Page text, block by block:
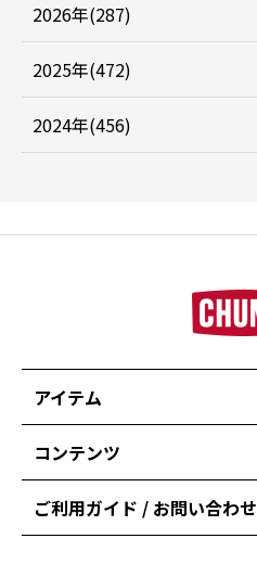
2026年(287)
2025年(472)
2024年(456)
アイテム
コンテンツ
ご利用ガイド / お問い合わせ